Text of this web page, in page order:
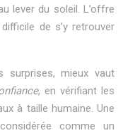
lever du soleil. L’offre
de s’y retrouver
surprises, mieux vaut
, en vérifiant les
à taille humaine. Une
comme un